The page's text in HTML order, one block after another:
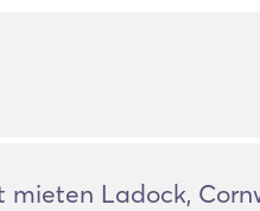
mieten Ladock,